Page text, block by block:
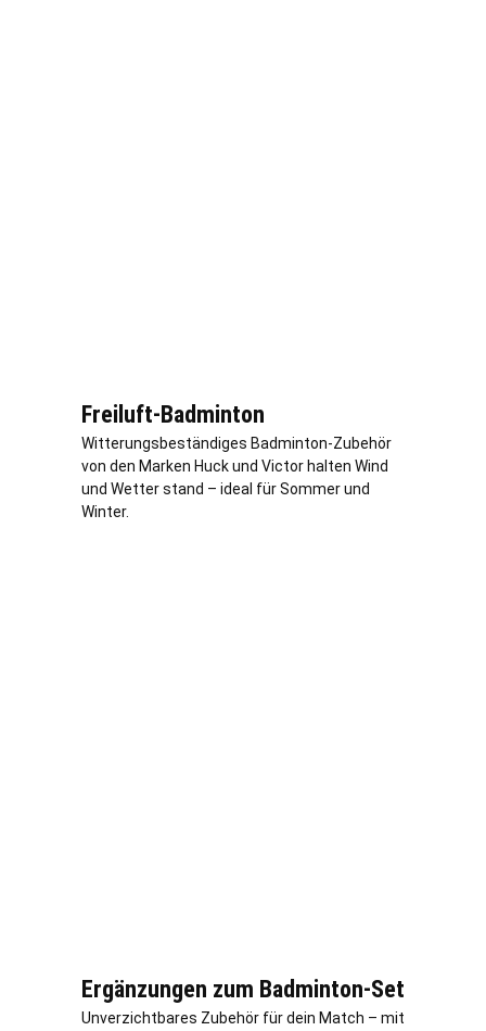
Freiluft-Badminton
Witterungsbeständiges Badminton-Zubehör
von den Marken Huck und Victor halten Wind
und Wetter stand – ideal für Sommer und
Winter.
Ergänzungen zum Badminton-Set
Unverzichtbares Zubehör für dein Match – mit